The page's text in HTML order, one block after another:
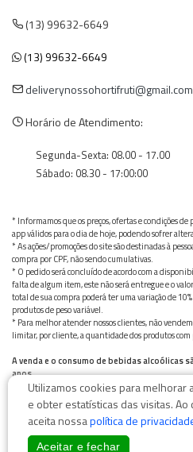
(13) 99632-6649
(13) 99632-6649
deliverynossohortifruti@gmail.com
Horário de Atendimento:
Segunda-Sexta: 08.00 - 17.00
Sábado: 08.30 - 17:00:00
* Informamos que os preços, ofertas e condições
app válidos para o dia de hoje, podendo sofrer
* As ações/promoções do site são destinadas à
compra por CPF, não sendo cumulativas.
* O pedido será concluído de acordo com a
falta de algum item, este não será entregue e o
total de sua compra poderá ter uma variação de
produtos de peso variável.
* Para melhor atender nossos clientes, não
limitar, por cliente, a quantidade dos produtos com
A venda e o consumo de bebidas alcoólicas
anos.
Bebida alcoólica pode causar dependência química
Beba com moderação
Utilizamos cookies para melhorar
e obter estatísticas das visitas.
aceita nossapolítica de
Aceitar e fechar